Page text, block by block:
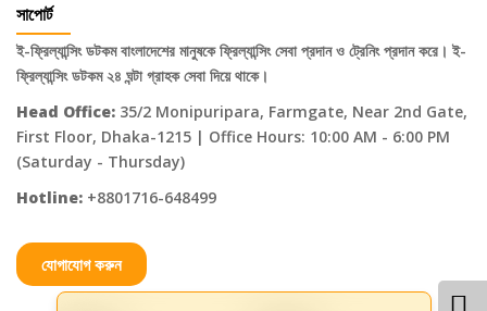
সাপোর্ট
ই-ফ্রিল্যান্সিং ডটকম বাংলাদেশের মানুষকে ফ্রিল্যান্সিং সেবা প্রদান ও ট্রেনিং প্রদান করে। ই-
ফ্রিল্যান্সিং ডটকম ২৪ ঘন্টা গ্রাহক সেবা দিয়ে থাকে।
Head Office: 35/2 Monipuripara, Farmgate, Near 2nd Gate,
First Floor, Dhaka-1215 | Office Hours: 10:00 AM - 6:00 PM
(Saturday - Thursday)
Hotline: +8801716-648499
যোগাযোগ করুন